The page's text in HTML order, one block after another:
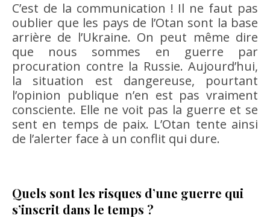
C’est de la communication ! Il ne faut pas
oublier que les pays de l’Otan sont la base
arrière de l’Ukraine. On peut même dire
que nous sommes en guerre par
procuration contre la Russie. Aujourd’hui,
la situation est dangereuse, pourtant
l’opinion publique n’en est pas vraiment
consciente. Elle ne voit pas la guerre et se
sent en temps de paix. L’Otan tente ainsi
de l’alerter face à un conflit qui dure.
Quels sont les risques d’une guerre qui
s’inscrit dans le temps ?